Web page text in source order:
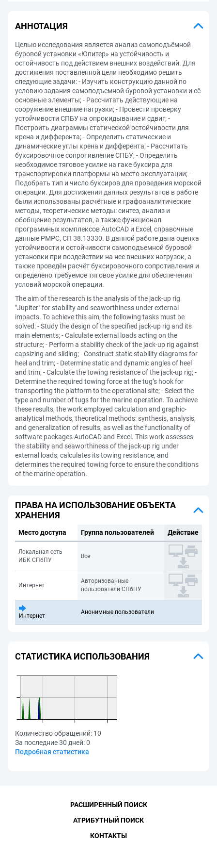
АННОТАЦИЯ
Целью исследования является анализ самоподъёмной
буровой установки «Юпитер» на устойчивость и
остойчивость под действием внешних воздействий. Для
достижения поставленной цели необходимо решить
следующие задачи: - Изучить конструкцию данной по
условию задания самоподъемной буровой установки и её
основные элементы; - Рассчитать действующие на
сооружение внешние нагрузки; - Провести проверку
устойчивости СПБУ на опрокидывание и сдвиг; -
Построить диаграммы статической остойчивости для
крена и дифферента; - Определить статические и
динамические углы крена и дифферента; - Рассчитать
буксировочное сопротивление СПБУ; - Определить
необходимое тяговое усилие на гаке буксира для
транспортировки платформы на место эксплуатации; -
Подобрать тип и число буксиров для проведения морской
операции. Для достижения данных результатов в работе
были использованы расчётные и графоаналитические
методы, теоретические методы: синтез, анализ и
обобщение результатов, а также функционал
программных комплексов AutoCAD и Excel, справочные
данные РМРС, СП 38.13330. В данной работе дана оценка
устойчивости и остойчивости самоподъемной буровой
установки при воздействии на нее внешних нагрузок, а
также проведён расчёт буксировочного сопротивления и
определено требуемое тяговое усилие для обеспечения
условий морской операции.
The aim of the research is the analysis of the jack-up rig
"Jupiter" for stability and seaworthiness under external
impacts. To achieve this aim, the following tasks must be
solved: - Study the design of the specified jack-up rig and its
main elements; - Calculate external loads acting on the
structure; - Perform a stability check of the jack-up rig against
capsizing and sliding; - Construct static stability diagrams for
heel and trim; - Determine static and dynamic angles of heel
and trim; - Calculate the towing resistance of the jack-up rig; -
Determine the required towing force at the tug’s hook for
transporting the platform to the operational site; - Select the
type and number of tugs for the marine operation. To achieve
these results, the work employed calculation and graphic-
analytical methods, theoretical methods: synthesis, analysis,
and generalization of results, as well as the functionality of
software packages AutoCAD and Excel. This work assesses
the stability and seaworthiness of the jack-up rig under
external loads, calculates its towing resistance, and
determines the required towing force to ensure the conditions
of the marine operation.
ПРАВА НА ИСПОЛЬЗОВАНИЕ ОБЪЕКТА
ХРАНЕНИЯ
Место доступа Группа пользователей Действие
Локальная сеть
ИБК СПбПУ
Все
Интернет
Авторизованные
пользователи СПбПУ
Интернет
Анонимные пользователи
СТАТИСТИКА ИСПОЛЬЗОВАНИЯ
Количество обращений: 10
За последние 30 дней:0
Подробная статистика
РАСШИРЕННЫЙ ПОИСК
АТРИБУТНЫЙ ПОИСК
КОНТАКТЫ